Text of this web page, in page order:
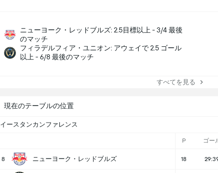
ニューヨーク・レッドブルズ: 2.5目標以上 - 3/4 最後
のマッチ
フィラデルフィア・ユニオン: アウェイで 2.5 ゴール
以上 - 6/8 最後のマッチ
すべてを見る
現在のテーブルの位置
イースタンカンファレンス
P ゴー
8 ニューヨーク・レッドブルズ 18